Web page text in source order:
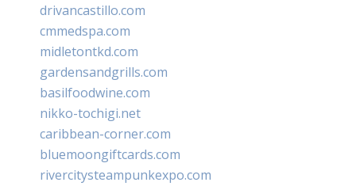
drivancastillo.com
cmmedspa.com
midletontkd.com
gardensandgrills.com
basilfoodwine.com
nikko-tochigi.net
caribbean-corner.com
bluemoongiftcards.com
rivercitysteampunkexpo.com